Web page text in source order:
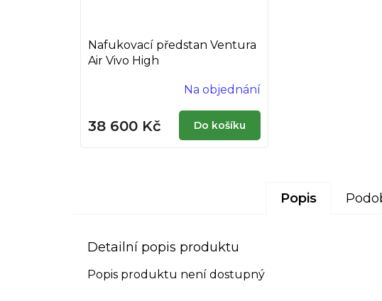
Nafukovací předstan Ventura
Air Vivo High
Na objednání
38 600 Kč Do košíku
Popis
Detailní popis produktu
Popis produktu není dostupný